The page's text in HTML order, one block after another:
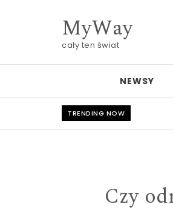
MyWay
cały ten świat
NEWSY
TRENDING NOW
Czy